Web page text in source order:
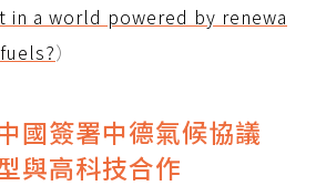
in a world powered by renewa
）
國簽署中德氣候協議
與高科技合作